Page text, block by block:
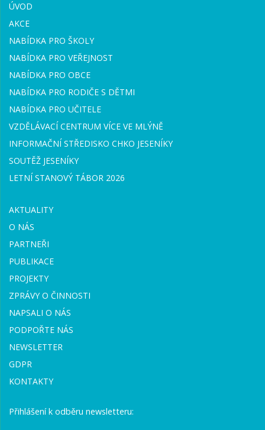
ÚVOD
AKCE
NABÍDKA PRO ŠKOLY
NABÍDKA PRO VEŘEJNOST
NABÍDKA PRO OBCE
NABÍDKA PRO RODIČE S DĚTMI
NABÍDKA PRO UČITELE
VZDĚLÁVACÍ CENTRUM VÍCE VE MLÝNĚ
INFORMAČNÍ STŘEDISKO CHKO JESENÍKY
SOUTĚŽ JESENÍKY
LETNÍ STANOVÝ TÁBOR 2026
AKTUALITY
O NÁS
PARTNEŘI
PUBLIKACE
PROJEKTY
ZPRÁVY O ČINNOSTI
NAPSALI O NÁS
PODPOŘTE NÁS
NEWSLETTER
GDPR
KONTAKTY
Přihlášení k odběru newsletteru: